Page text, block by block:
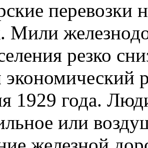
Мили
резко
1929 года.
или